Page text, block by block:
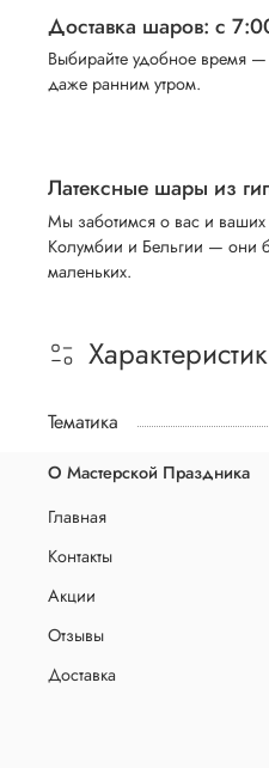
Доставка шаров: с
Выбирайте удобное время
даже ранним утром.
Латексные шары из
Мы заботимся о вас и
Колумбии и Бельгии — они
маленьких.
Тематика
О Мастерской Праздника
Главная
Контакты
Акции
Отзывы
Доставка